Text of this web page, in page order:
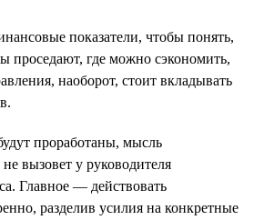
показатели, чтобы понять,
проседают, где можно сэкономить,
наоборот, стоит вкладывать
проработаны, мысль
вызовет у руководителя
Главное — действовать
разделив усилия на конкретные